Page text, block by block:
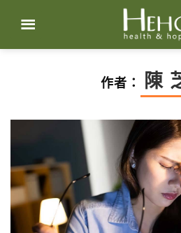
content
作者： 陳